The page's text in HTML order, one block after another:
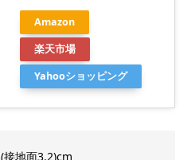
Amazon
楽天市場
Yahooショッピング
地面3.2)cm